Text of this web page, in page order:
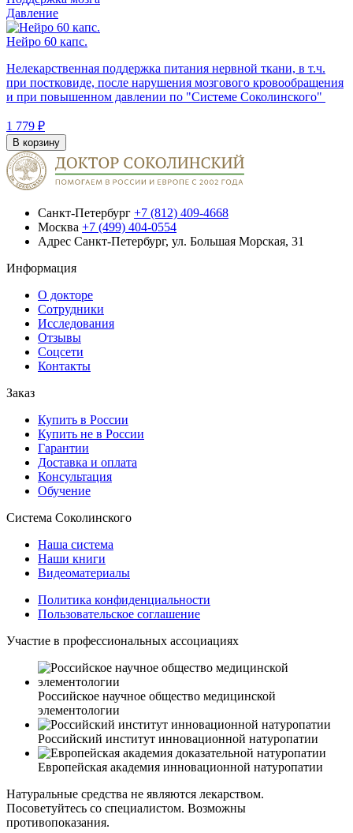
Давление
Нейро 60 капс.
Нелекарственная поддержка питания нервной ткани, в т.ч.
при постковиде, после нарушения мозгового кровообращения
и при повышенном давлении по "Системе Соколинского"
1 779 ₽
В корзину
Санкт-Петербург +7 (812) 409-4668
Москва +7 (499) 404-0554
Адрес Санкт-Петербург, ул. Большая Морская, 31
Информация
О докторе
Сотрудники
Исследования
Отзывы
Соцсети
Контакты
Заказ
Купить в России
Купить не в России
Гарантии
Доставка и оплата
Консультация
Обучение
Система Соколинского
Наша система
Наши книги
Видеоматериалы
Политика конфиденциальности
Пользовательское соглашение
Участие в профессиональных ассоциациях
Российское научное общество медицинской
элементологии
Российский институт инновационной натуропатии
Европейская академия инновационной натуропатии
Натуральные средства не являются лекарством.
Посоветуйтесь со специалистом. Возможны
противопоказания.